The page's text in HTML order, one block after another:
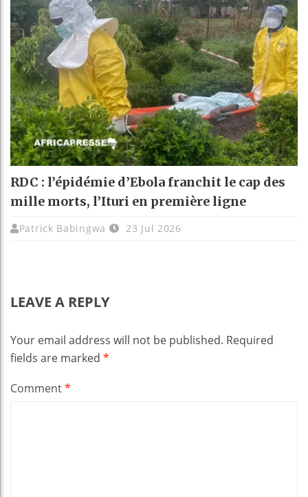
RDC : l’épidémie d’Ebola franchit le cap des
mille morts, l’Ituri en première ligne
Patrick Babingwa 23 Jul 2026
LEAVE A REPLY
Your email address will not be published. Required
fields are marked *
Comment*